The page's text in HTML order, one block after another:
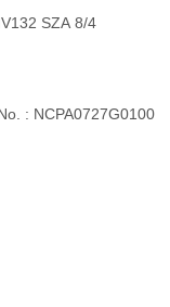
SZA 8/4
: NCPA0727G0100